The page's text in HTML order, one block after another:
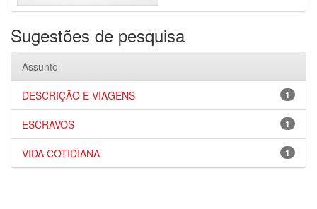
Sugestões de pesquisa
Assunto
1
DESCRIÇÃO E VIAGENS
1
ESCRAVOS
1
VIDA COTIDIANA